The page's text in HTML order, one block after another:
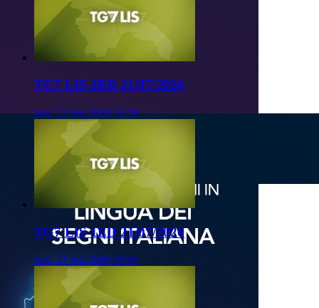
TG7 LIS 2ED 21/07/2026
mar, 21 lug 2026 13:50
TG7 LIS 1ED 21/07/2026
mar, 21 lug 2026 10:05